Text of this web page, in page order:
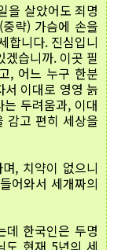
을 살았어도 죄명
략) 가슴에 손을
합니다. 진심입니
습니까. 이곳 필
, 어느 누구 한분
이대로 영영 늙
두려움과, 이대
감고 편히 세상을
, 치약이 없으니
어와서 세개짜의
데 한국인은 두명
도 현재 5년의 세